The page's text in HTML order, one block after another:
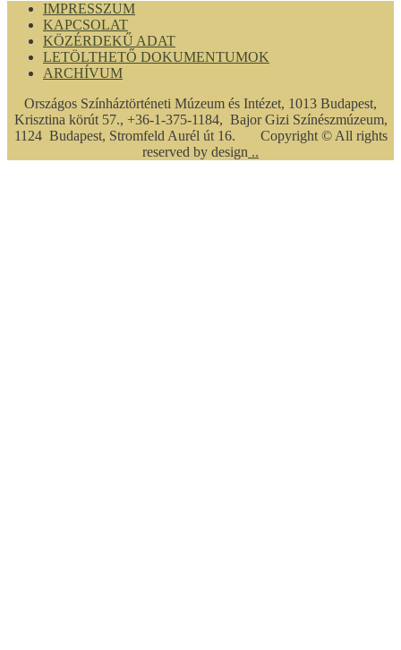
IMPRESSZUM
KAPCSOLAT
KÖZÉRDEKŰ ADAT
LETÖLTHETŐ DOKUMENTUMOK
ARCHÍVUM
Országos Színháztörténeti Múzeum és Intézet, 1013 Budapest,
Krisztina körút 57., +36-1-375-1184, Bajor Gizi Színészmúzeum,
1124 Budapest, Stromfeld Aurél út 16. Copyright © All rights
reserved by design ..